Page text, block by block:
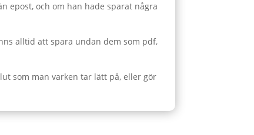
epost, och om han hade sparat några
alltid att spara undan dem som pdf,
som man varken tar lätt på, eller gör